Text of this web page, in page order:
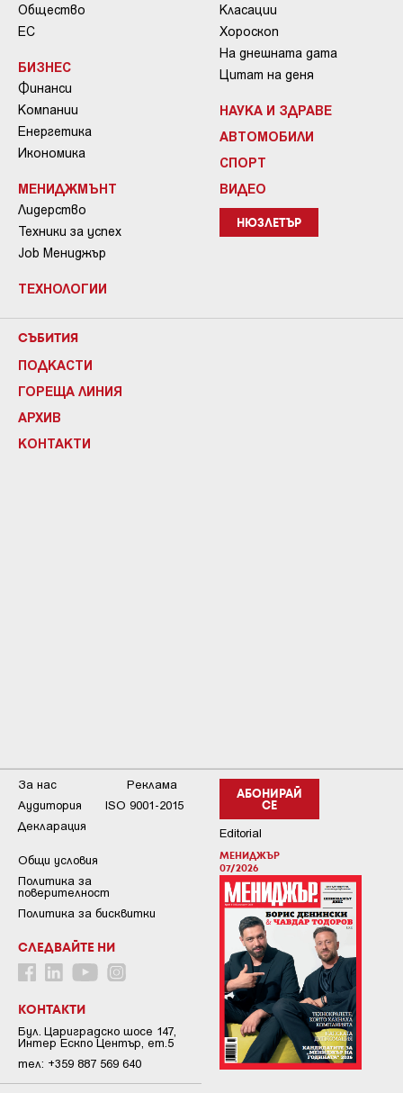
Общество
ЕС
БИЗНЕС
Финанси
Компании
Енергетика
Икономика
МЕНИДЖМЪНТ
Лидерство
Техники за успех
Job Мениджър
ТЕХНОЛОГИИ
Класации
Хороскоп
На днешната дата
Цитат на деня
НАУКА И ЗДРАВЕ
АВТОМОБИЛИ
СПОРТ
ВИДЕО
НЮЗЛЕТЪР
СЪБИТИЯ
ПОДКАСТИ
ГОРЕЩА ЛИНИЯ
АРХИВ
КОНТАКТИ
АБОНИРАЙ
СЕ
Editorial
МЕНИДЖЪР
07/2026
За нас
Реклама
Аудитория
ISO 9001-2015
Декларация
Общи условия
Пoлитикa зa
пoвepитeлнocт
Политика за бисквитки
СЛЕДВАЙТЕ НИ
КОНТАКТИ
Бул. Цариградско шосе 147,
Интер Ескпо Център, ет.5
тел: +359 887 569 640